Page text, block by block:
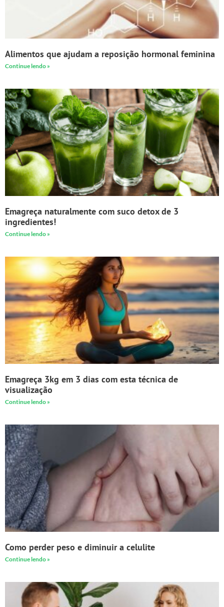
Alimentos que ajudam a reposição hormonal feminina
Continue lendo »
Emagreça naturalmente com suco detox de 3
ingredientes!
Continue lendo »
Emagreça 3kg em 3 dias com esta técnica de
visualização
Continue lendo »
Como perder peso e diminuir a celulite
Continue lendo »